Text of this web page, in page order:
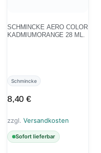
SCHMINCKE AERO COLOR
KADMIUMORANGE 28 ML.
Schmincke
8,40€
zzgl. Versandkosten
Sofort lieferbar